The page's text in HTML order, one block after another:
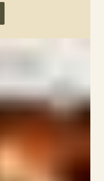
og
produksjon,